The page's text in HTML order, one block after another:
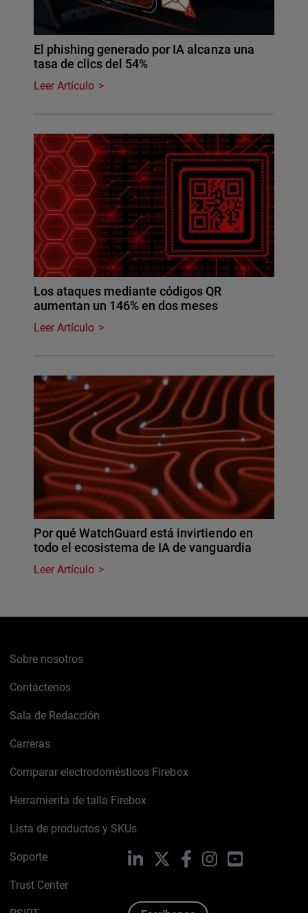
El phishing generado por IA alcanza una
tasa de clics del 54%
Leer Artículo
Los ataques mediante códigos QR
aumentan un 146% en dos meses
Leer Artículo
Por qué WatchGuard está invirtiendo en
todo el ecosistema de IA de vanguardia
Leer Artículo
Sobre nosotros
Contáctenos
Sala de Redacción
Carreras
Comparar electrodomésticos Firebox
Herramienta de talla Firebox
Lista de productos y SKUs
Soporte
Trust Center
LinkedIn FacebookInstagramYouTube